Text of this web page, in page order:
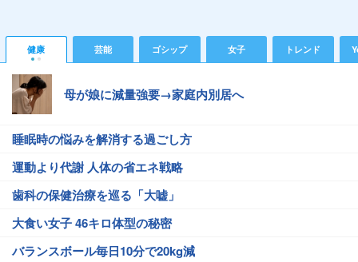
健康 芸能 ゴシップ 女子 トレンド
母が娘に減量強要→家庭内別居へ
睡眠時の悩みを解消する過ごし方
運動より代謝 人体の省エネ戦略
歯科の保健治療を巡る「大嘘」
大食い女子 46キロ体型の秘密
バランスボール毎日10分で20kg減